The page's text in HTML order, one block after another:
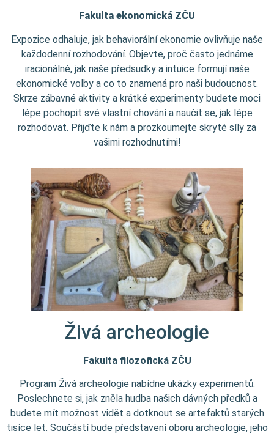
Fakulta ekonomická ZČU
Expozice odhaluje, jak behaviorální ekonomie ovlivňuje naše
každodenní rozhodování. Objevte, proč často jednáme
iracionálně, jak naše předsudky a intuice formují naše
ekonomické volby a co to znamená pro naši budoucnost.
Skrze zábavné aktivity a krátké experimenty budete moci
lépe pochopit své vlastní chování a naučit se, jak lépe
rozhodovat. Přijďte k nám a prozkoumejte skryté síly za
vašimi rozhodnutími!
Živá archeologie
Fakulta filozofická ZČU
Program Živá archeologie nabídne ukázky experimentů.
Poslechnete si, jak zněla hudba našich dávných předků a
budete mít možnost vidět a dotknout se artefaktů starých
tisíce let. Součástí bude představení oboru archeologie, jeho